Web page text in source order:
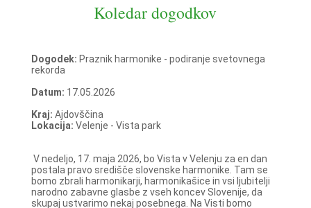
Koledar dogodkov
Dogodek: Praznik harmonike - podiranje svetovnega
rekorda
Datum: 17.05.2026
Kraj: Ajdovščina
Lokacija: Velenje - Vista park
V nedeljo, 17. maja 2026, bo Vista v Velenju za en dan
postala pravo središče slovenske harmonike. Tam se
bomo zbrali harmonikarji, harmonikašice in vsi ljubitelji
narodno zabavne glasbe z vseh koncev Slovenije, da
skupaj ustvarimo nekaj posebnega. Na Visti bomo